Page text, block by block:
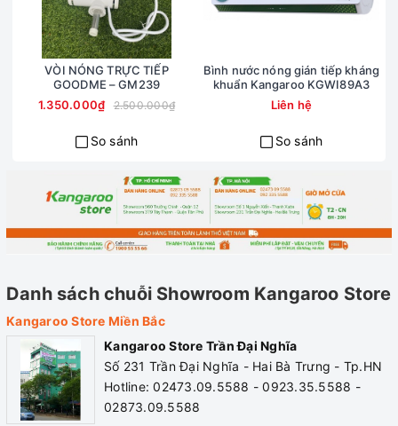
Dễ dàng sử dụng – Điều khiển tiện ích
Ngoài điều khiển cảm ứng điện tử hiện đại, KGAH06G còn
VÒI NÓNG TRỰC TIẾP
GOODME – GM239
1.350.000₫
2.500.000₫
So sánh
Bình nước nóng gián tiếp kháng
khuẩn Kangaroo KGWI89A3
Liên hệ
So sánh
Danh sách chuỗi Showroom Kangaroo Store
Kangaroo Store Miền Bắc
Kangaroo Store Trần Đại Nghĩa
Số 231 Trần Đại Nghĩa - Hai Bà Trưng - Tp.HN
Hotline: 02473.09.5588 - 0923.35.5588 -
02873.09.5588